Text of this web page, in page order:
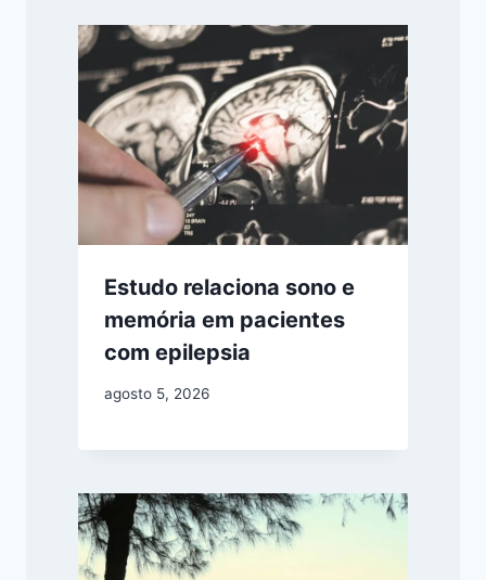
Estudo relaciona sono e
memória em pacientes
com epilepsia
agosto 5, 2026